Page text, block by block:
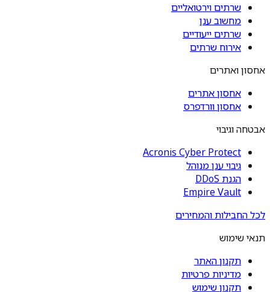
שרתים וירטואליים
מחשוב ענן
שרתים ייעודיים
אירוח שרתים
אחסון ואתרים
אחסון אתרים
אחסון וורדפרס
אבטחה וגיבוי
Acronis Cyber Protect
גיבוי ענן מנוהל
הגנת DDoS
Empire Vault
לכל החבילות והמחירים
תנאי שימוש
תקנון האתר
מדיניות פרטיות
תקנון שימוש